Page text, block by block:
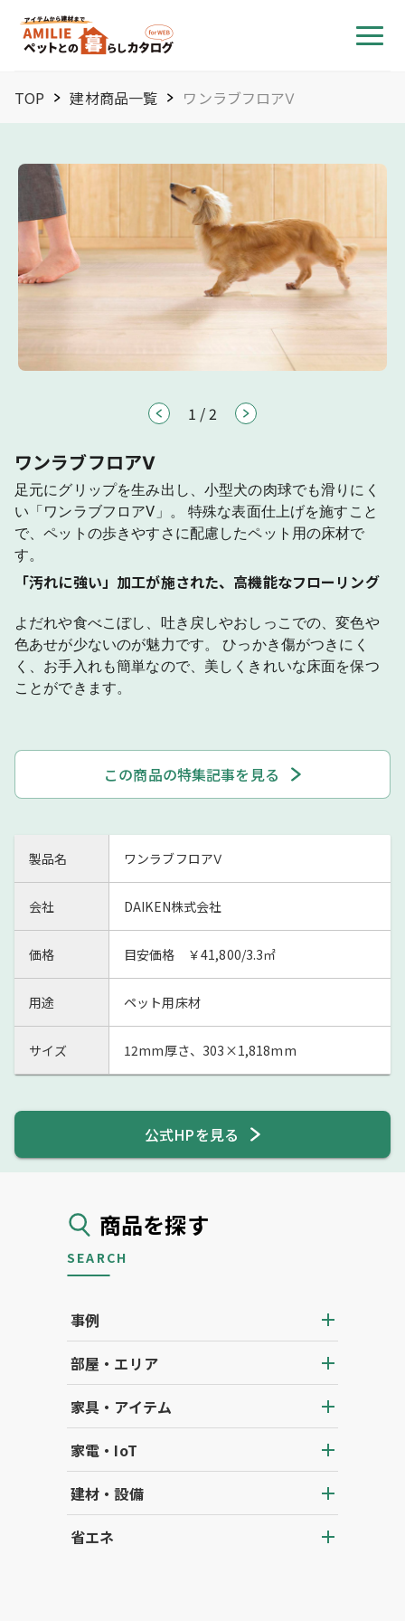
TOP 建材商品一覧 ワンラブフロアⅤ
商品を探す
SEARCH
事例
部屋・エリア
家具・アイテム
家電・IoT
建材・設備
省エネ
1 /2
ワンラブフロアⅤ
足元にグリップを生み出し、小型犬の肉球でも滑りにく
い「ワンラブフロアⅤ」。 特殊な表面仕上げを施すこと
で、ペットの歩きやすさに配慮したペット用の床材で
す。
「汚れに強い」加工が施された、高機能なフローリング
よだれや食べこぼし、吐き戻しやおしっこでの、変色や
色あせが少ないのが魅力です。 ひっかき傷がつきにく
く、お手入れも簡単なので、美しくきれいな床面を保つ
ことができます。
この商品の特集記事を見る
製品名 ワンラブフロアⅤ
会社 DAIKEN株式会社
価格 目安価格 ￥41,800/3.3㎡
用途 ペット用床材
サイズ 12mm厚さ、303×1,818mm
公式HPを見る